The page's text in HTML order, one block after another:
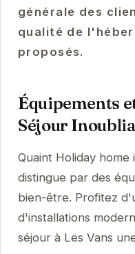
générale des
qualité de
proposés.
Équipements
Séjour
Quaint Holiday
distingue par des
bien-être. Profitez
d'installations
séjour à Les Vans